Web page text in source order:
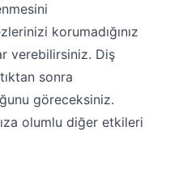
korumadığınız
verebilirsiniz. Diş
sonra
göreceksiniz.
olumlu diğer etkileri